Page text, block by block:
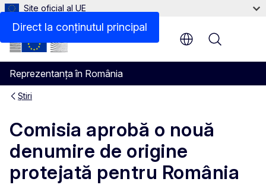
Direct la conținutul principal
Site oficial al UE
Reprezentanța în România
Menu
Știri
Comisia aprobă o nouă
denumire de origine
protejată pentru România